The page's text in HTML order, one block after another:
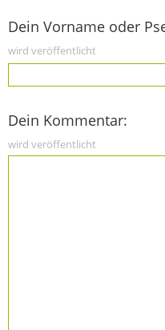
Dein Vorname oder
wird veröffentlicht
Dein Kommentar:
wird veröffentlicht